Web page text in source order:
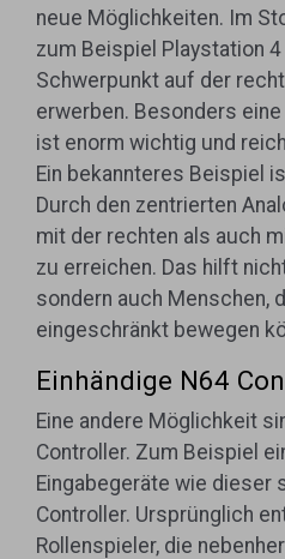
neue Möglichkeiten. Im
zum Beispiel Playstation
Schwerpunkt auf der
erwerben. Besonders
ist enorm wichtig und
Ein bekannteres Beispiel
Durch den zentrierten
mit der rechten als auch
zu erreichen. Das hilft
sondern auch Menschen,
eingeschränkt bewegen
Einhändige N64
Eine andere Möglichkeit
Controller. Zum Beispiel
Eingabegeräte wie dieser
Controller. Ursprünglich
Rollenspieler, die